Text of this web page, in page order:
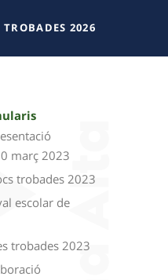
TROBADES 2026
març 2023
trobades 2023
escolar de
trobades 2023